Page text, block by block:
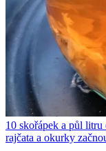
10 skořápek a půl
rajčata a okurky